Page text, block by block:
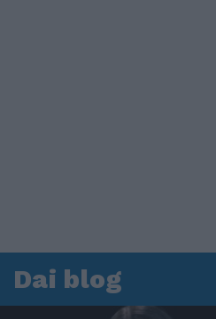
Dai blog